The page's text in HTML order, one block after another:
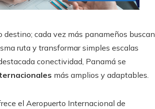
cada vez más panameños buscan
ruta y transformar simples escalas
conectividad, Panamá se
más amplios y adaptables.
el Aeropuerto Internacional de